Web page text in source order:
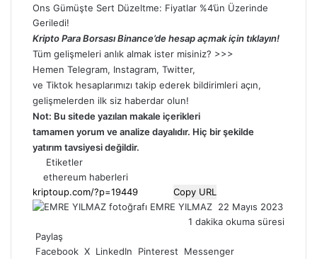
Ons Gümüşte Sert Düzeltme: Fiyatlar %4’ün Üzerinde
Geriledi!
Kripto Para Borsası Binance’de hesap açmak için tıklayın!
Tüm gelişmeleri anlık almak ister misiniz? >>>
Hemen Telegram, Instagram, Twitter,
ve Tiktok hesaplarımızı takip ederek bildirimleri açın,
gelişmelerden ilk siz haberdar olun!
Not: Bu sitede yazılan makale içerikleri
tamamen yorum ve analize dayalıdır. Hiç bir şekilde
yatırım tavsiyesi değildir.
Etiketler
ethereum haberleri
Copy URL
EMRE YILMAZ Bir
e-
göndermek
22 Mayıs 2023
1 dakika okuma süresi
Paylaş
Facebook X LinkedIn Pinterest
Messenger